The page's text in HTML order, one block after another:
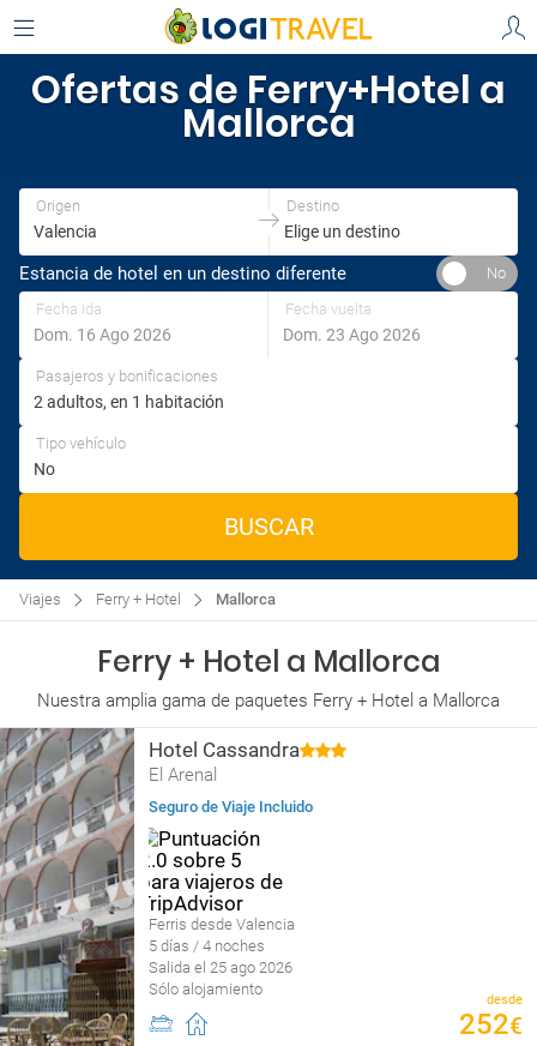
Ofertas de Ferry+Hotel a
Mallorca
Origen Destino
Estancia de hotel en un destino diferente
Fecha ida Fecha vuelta
Pasajeros y bonificaciones
Tipo vehículo
BUSCAR
Viajes Ferry + Hotel Mallorca
Ferry + Hotel a Mallorca
Nuestra amplia gama de paquetes Ferry + Hotel a Mallorca
Hotel Cassandra
El Arenal
Seguro de Viaje Incluido
Ferris desde Valencia
5 días / 4 noches
Salida el 25 ago 2026
Sólo alojamiento
desde
252€